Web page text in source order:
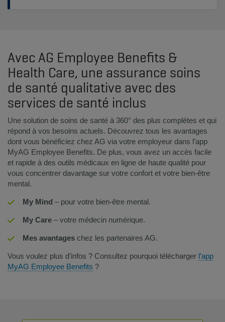
Avec AG Employee Benefits &
Health Care, une assurance soins
de santé qualitative avec des
services de santé inclus
Une solution de soins de santé à 360° des plus complètes et qui
répond à vos besoins actuels. Découvrez tous les avantages
dont vous bénéficiez chez AG via votre employeur dans l’app
MyAG Employee Benefits. De plus, vous avez un accès facile
et rapide à des outils médicaux en ligne de haute qualité pour
vous concentrer davantage sur votre confort et votre bien-être
mental.
My Mind – pour votre bien-être mental.
My Care – votre médecin numérique.
Mes avantages chez les partenaires AG.
Vous voulez plus d’infos ? Consultez pourquoi télécharger l’app
MyAG Employee Benefits ?